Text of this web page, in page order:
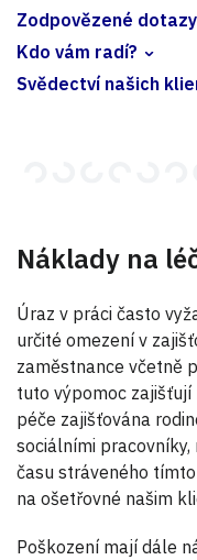
Zodpovězené dotazy
Kdo vám radí?
Svědectví našich
Náklady na
Úraz v práci často
určité omezení v
zaměstnance včetně
tuto výpomoc zajišťují
péče zajišťována
sociálními
času stráveného
na ošetřovné našim
Poškození mají dále